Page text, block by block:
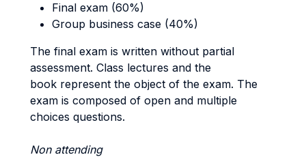
Final exam (60%)
Group business case (40%)
The final exam is written without partial
assessment. Class lectures and the
book represent the object of the exam. The
exam is composed of open and multiple
choices questions.
Non attending